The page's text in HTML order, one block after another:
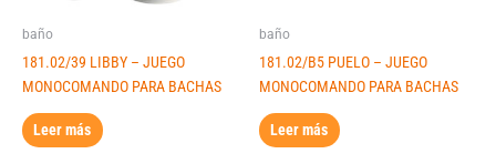
baño
181.02/39 LIBBY – JUEGO
MONOCOMANDO PARA BACHAS
Leer más
baño
181.02/B5 PUELO – JUEGO
MONOCOMANDO PARA BACHAS
Leer más